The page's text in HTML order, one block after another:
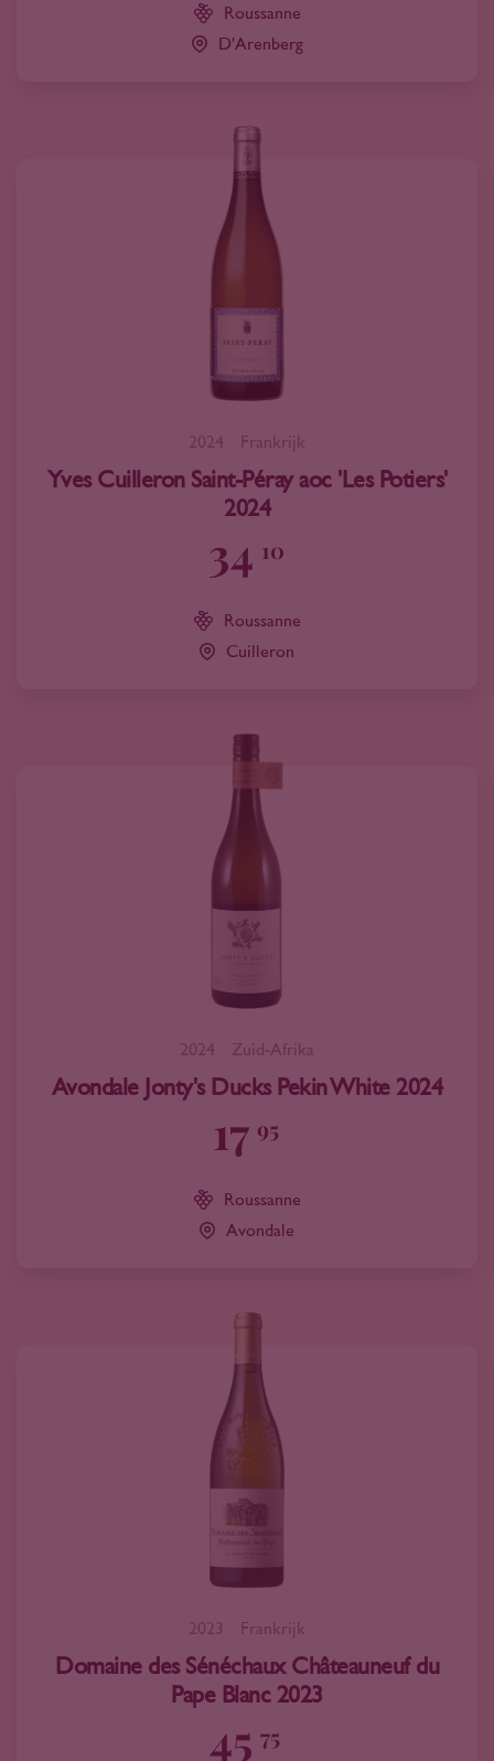
Roussanne
D'Arenberg
2024 Frankrijk
Yves Cuilleron Saint-Péray aoc 'Les Potiers'
2024
34 10
Roussanne
Cuilleron
2024 Zuid-Afrika
Avondale Jonty's Ducks Pekin White 2024
17 95
Roussanne
Avondale
2023 Frankrijk
Domaine des Sénéchaux Châteauneuf du
Pape Blanc 2023
45 75